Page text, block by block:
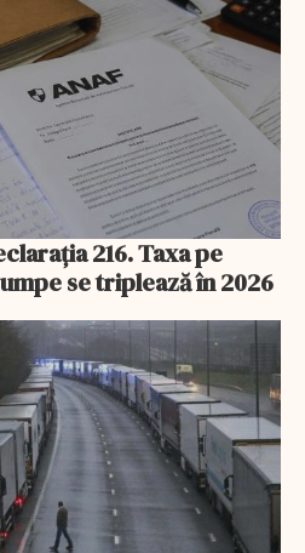
216. Taxa pe
se triplează în 2026